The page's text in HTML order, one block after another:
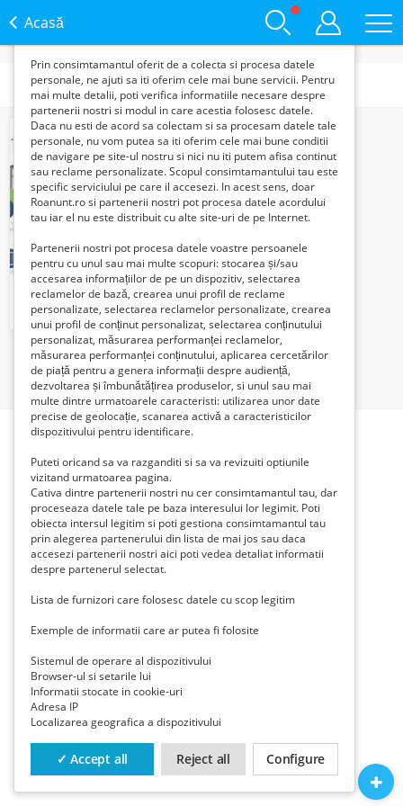
Acasă
Subcategorii
Centralinista / Dispecer In Limba Italiana
3500 Lei
1
functie de interesele si nevoile tale. De asemenea, aceste
date sunt folosite pentru analizarea traffic-ului pe site-ul
Prin consimtamantul oferit de a colecta si procesa datele
personale, ne ajuti sa iti oferim cele mai bune servicii. Pentru
mai multe detalii, poti verifica informatiile necesare despre
partenerii nostri si modul in care acestia folosesc datele.
Daca nu esti de acord sa colectam si sa procesam datele tale
personale, nu vom putea sa iti oferim cele mai bune conditii
de navigare pe site-ul nostru si nici nu iti putem afisa continut
sau reclame personalizate. Scopul consimtamantului tau este
specific serviciului pe care il accesezi. In acest sens, doar
Roanunt.ro si partenerii nostri pot procesa datele acordului
tau iar el nu este distribuit cu alte site-uri de pe Internet.
Partenerii nostri pot procesa datele voastre persoanele
pentru cu unul sau mai multe scopuri: stocarea și/sau
accesarea informațiilor de pe un dispozitiv, selectarea
reclamelor de bază, crearea unui profil de reclame
personalizate, selectarea reclamelor personalizate, crearea
unui profil de conținut personalizat, selectarea conținutului
personalizat, măsurarea performanței reclamelor,
măsurarea performanței conținutului, aplicarea cercetărilor
de piață pentru a genera informații despre audiență,
dezvoltarea și îmbunătățirea produselor, si unul sau mai
multe dintre urmatoarele caracteristi: utilizarea unor date
precise de geolocație, scanarea activă a caracteristicilor
dispozitivului pentru identificare.
Puteti oricand sa va razganditi si sa va revizuiti optiunile
vizitand urmatoarea pagina.
Cativa dintre partenerii nostri nu cer consimtamantul tau, dar
proceseaza datele tale pe baza interesului lor legimit. Poti
obiecta intersul legitim si poti gestiona consimtamantul tau
prin alegerea partenerului din lista de mai jos sau daca
accesezi partenerii nostri aici poti vedea detaliat informatii
despre partenerul selectat.
Lista de furnizori care folosesc datele cu scop legitim
Exemple de informatii care ar putea fi folosite
Sistemul de operare al dispozitivului
Browser-ul si setarile lui
Informatii stocate in cookie-uri
Adresa IP
Localizarea geografica a dispozitivului
✓ Accept all Reject all Configure